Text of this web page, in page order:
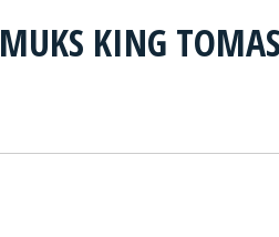
MUKS KING